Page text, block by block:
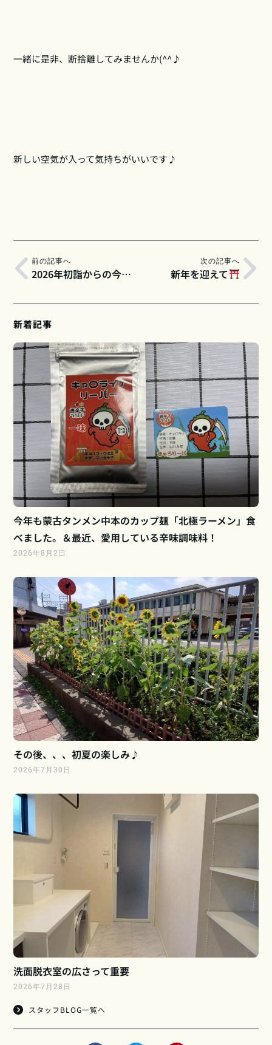
一緒に是非、断捨離してみませんか(^^♪
新しい空気が入って気持ちがいいです♪
前の記事へ
2026年初詣からの今年初のラーメンは日月堂「辛辛ダブルチーズ味噌」背脂入りで！
次の記事へ
新年を迎えて
新着記事
今年も蒙古タンメン中本のカップ麺「北極ラーメン」食
べました。＆最近、愛用している辛味調味料！
2026年8月2日
その後、、、初夏の楽しみ♪
2026年7月30日
洗面脱衣室の広さって重要
2026年7月28日
スタッフBLOG一覧へ